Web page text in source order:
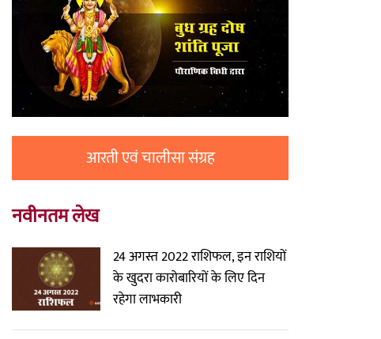
आरती एवं चालीसा संग्रह
नवीनतम लेख
24 अगस्त 2022 राशिफल, इन राशियों
के खुदरा कारोबारियों के लिए दिन
रहेगा लाभकारी